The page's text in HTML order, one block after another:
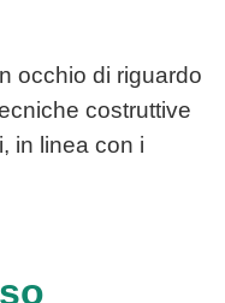
occhio di riguardo
costruttive
in linea con i